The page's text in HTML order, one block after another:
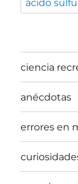
ácido
ciencia
anécdotas
errores en